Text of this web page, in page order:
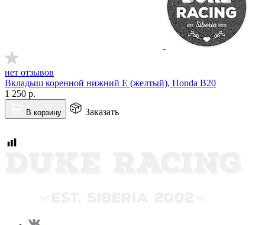
нет отзывов
Вкладыш коренной нижний E (желтый), Honda B20
1 250 р.
В корзину Заказать